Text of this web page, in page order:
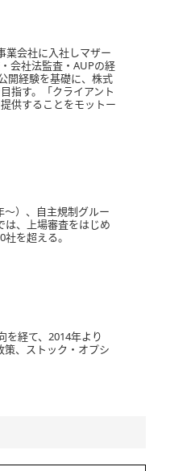
業会社に入社しマザー
会社法監査・AUPの経
開経験を基礎に、株式
指す。「クライアント
供することをモットー
～）、自主規制グルー
は、上場審査をはじめ
を超える。
を経て、2014年より
策、ストック・オプシ